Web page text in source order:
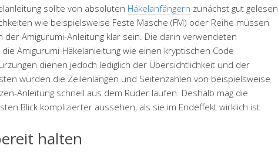
sollte von absoluten Häkelanfängern zunächst gut gelesen
wie beispielsweise Feste Masche (FM) oder Reihe müssen
der Amigurumi-Anleitung klar sein. Die darin verwendeten
Amigurumi-Häkelanleitung wie einen kryptischen Code
dienen jedoch lediglich der Übersichtlichkeit und der
würden die Zeilenlängen und Seitenzahlen von beispielsweise
Anleitung schnell aus dem Ruder laufen. Deshalb mag die
Blick komplizierter aussehen, als sie im Endeffekt wirklich ist.
halten